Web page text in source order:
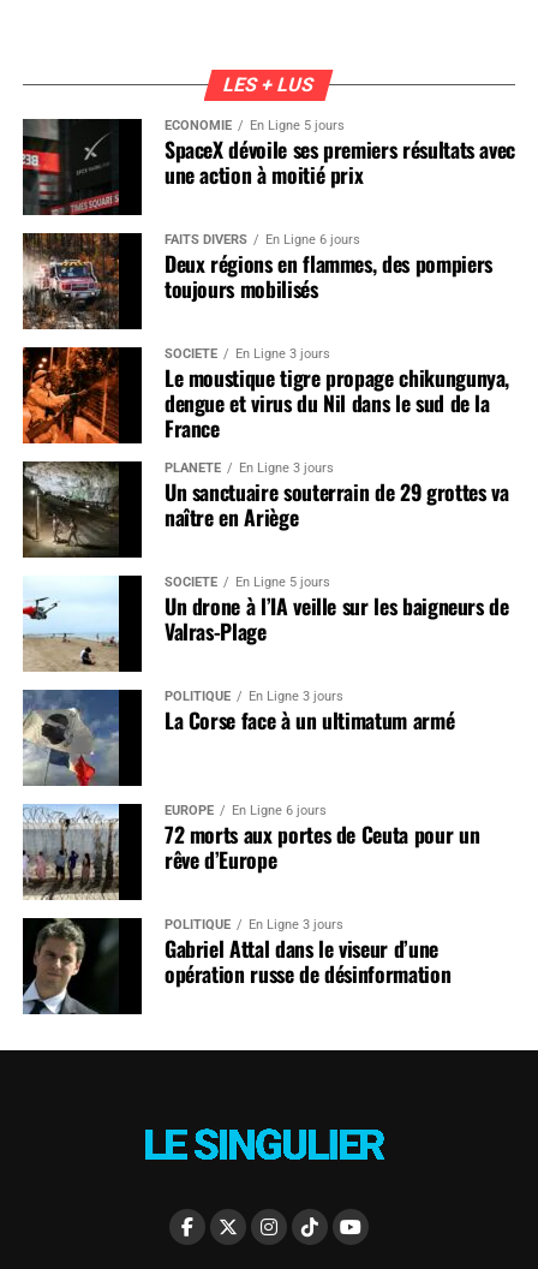
LES + LUS
ÉCONOMIE En Ligne 5 jours
SpaceX dévoile ses premiers résultats avec
une action à moitié prix
FAITS DIVERS En Ligne 6 jours
Deux régions en flammes, des pompiers
toujours mobilisés
SOCIÉTÉ En Ligne 3 jours
Le moustique tigre propage chikungunya,
dengue et virus du Nil dans le sud de la
France
PLANÈTE En Ligne 3 jours
Un sanctuaire souterrain de 29 grottes va
naître en Ariège
SOCIÉTÉ En Ligne 5 jours
Un drone à l’IA veille sur les baigneurs de
Valras-Plage
POLITIQUE En Ligne 3 jours
La Corse face à un ultimatum armé
EUROPE En Ligne 6 jours
72 morts aux portes de Ceuta pour un
rêve d’Europe
POLITIQUE En Ligne 3 jours
Gabriel Attal dans le viseur d’une
opération russe de désinformation